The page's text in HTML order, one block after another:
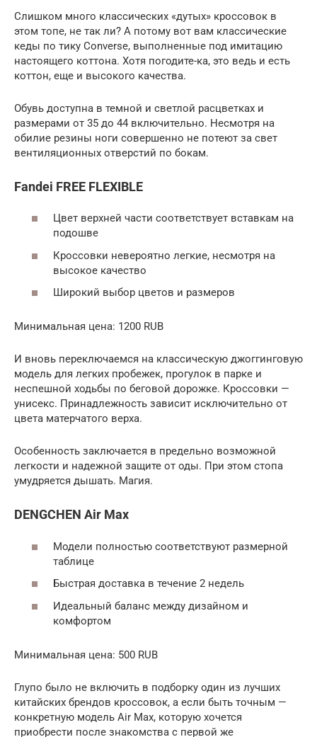
Слишком много классических «дутых» кроссовок в
этом топе, не так ли? А потому вот вам классические
кеды по тику Converse, выполненные под имитацию
настоящего коттона. Хотя погодите-ка, это ведь и есть
коттон, еще и высокого качества.
Обувь доступна в темной и светлой расцветках и
размерами от 35 до 44 включительно. Несмотря на
обилие резины ноги совершенно не потеют за свет
вентиляционных отверстий по бокам.
Fandei FREE FLEXIBLE
Цвет верхней части соответствует вставкам на
подошве
Кроссовки невероятно легкие, несмотря на
высокое качество
Широкий выбор цветов и размеров
Минимальная цена: 1200 RUB
И вновь переключаемся на классическую джоггинговую
модель для легких пробежек, прогулок в парке и
неспешной ходьбы по беговой дорожке. Кроссовки —
унисекс. Принадлежность зависит исключительно от
цвета матерчатого верха.
Особенность заключается в предельно возможной
легкости и надежной защите от оды. При этом стопа
умудряется дышать. Магия.
DENGCHEN Air Max
Модели полностью соответствуют размерной
таблице
Быстрая доставка в течение 2 недель
Идеальный баланс между дизайном и
комфортом
Минимальная цена: 500 RUB
Глупо было не включить в подборку один из лучших
китайских брендов кроссовок, а если быть точным —
конкретную модель Air Max, которую хочется
приобрести после знакомства с первой же